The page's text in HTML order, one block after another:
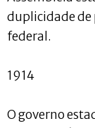
duplicidade de
federal.
1914
O governo